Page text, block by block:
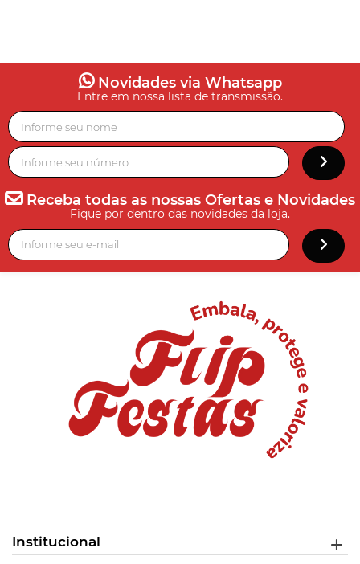
Novidades via Whatsapp
Entre em nossa lista de transmissão.
Receba todas as nossas Ofertas e Novidades
Fique por dentro das novidades da loja.
Institucional